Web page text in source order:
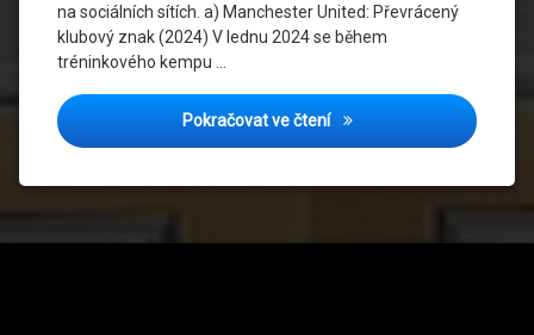
na sociálních sítích. a) Manchester United: Převrácený
klubový znak (2024) V lednu 2024 se během
tréninkového kempu …
Pokračovat ve čteníKultovní přešlapy: Když
Viralni
Dres